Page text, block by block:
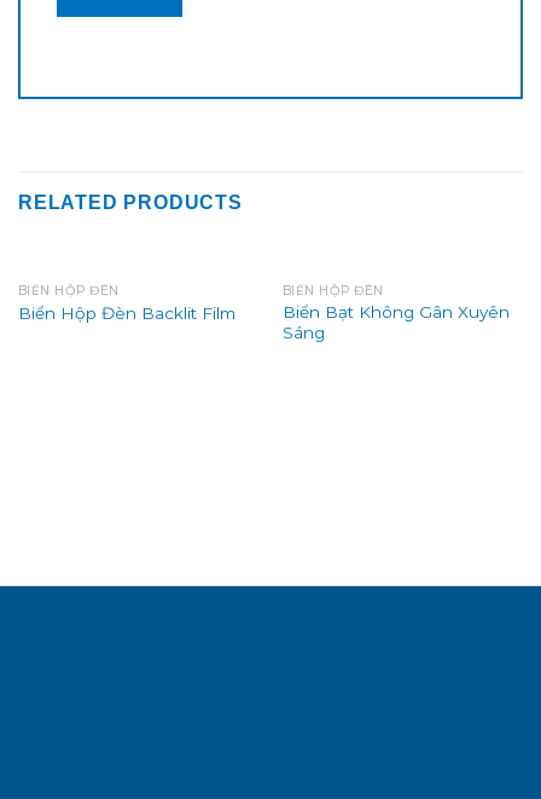
RELATED PRODUCTS
BIỂN HỘP ĐÈN
Biển Hộp Đèn Backlit Film
BIỂN HỘP ĐÈN
Biển Bạt Không Gân Xuyên
Sáng